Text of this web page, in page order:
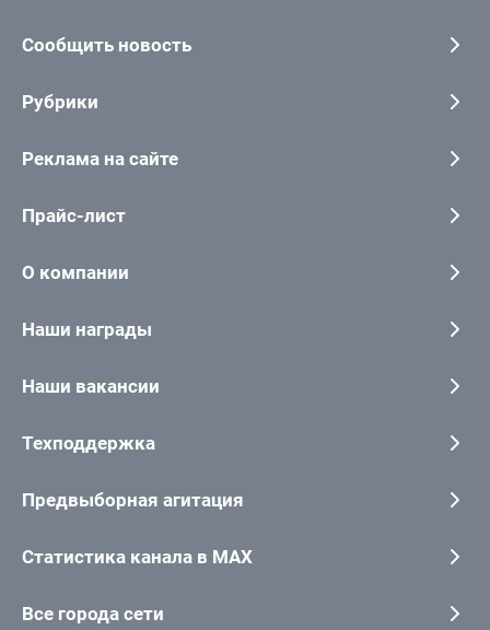
Сообщить новость
Рубрики
Реклама на сайте
Прайс-лист
О компании
Наши награды
Наши вакансии
Техподдержка
Предвыборная агитация
Статистика канала в MAX
Все города сети